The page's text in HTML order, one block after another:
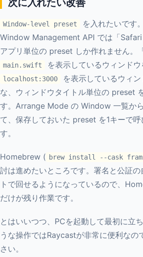
次に入れたい改善
Window-level preset
を入れたいです
Window Management API では「
アプリ単位の preset しか作れません。
main.swift を表示しているウィンド
localhost:3000
を表示しているウィ
な、ウィンドウタイトル単位の preset
す。Arrange Mode の Window 一覧か
て、保存しておいた preset を1キーで呼
す。
Homebrew ( brew install --cask
討は進めたいところです。署名と公証
トで回せるようになっているので、
だけが残り作業です。
とはいいつつ、PCを起動して最初に立
うな操作ではRaycastが非常に便利なの
さい。